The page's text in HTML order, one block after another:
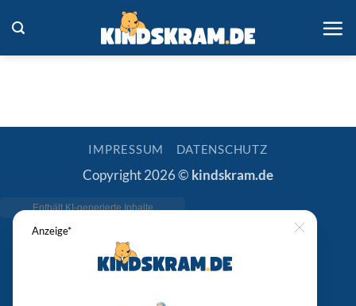
Inhalt
springen
IMPRESSUM DATENSCHUTZ
Copyright 2026 © kindskram.de
Anzeige* Close